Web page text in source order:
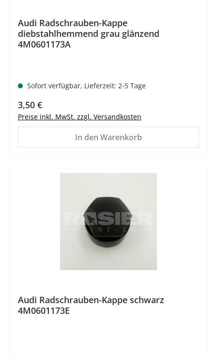
Audi Radschrauben-Kappe
diebstahlhemmend grau glänzend
4M0601173A
Sofort verfügbar, Lieferzeit: 2-5 Tage
Regulärer Preis:
3,50 €
Preise inkl. MwSt. zzgl. Versandkosten
In den Warenkorb
Audi Radschrauben-Kappe schwarz
4M0601173E